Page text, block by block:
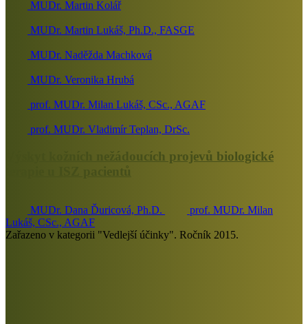
MUDr. Martin Kolář
MUDr. Martin Lukáš, Ph.D., FASGE
MUDr. Naděžda Machková
MUDr. Veronika Hrubá
prof. MUDr. Milan Lukáš, CSc., AGAF
prof. MUDr. Vladimír Teplan, DrSc.
Výskyt kožních nežádoucích projevů biologické
terapie u ISZ pacientů
MUDr. Dana Ďuricová, Ph.D.
prof. MUDr. Milan
Lukáš, CSc., AGAF
Zařazeno v kategorii "Vedlejší účinky". Ročník 2015.